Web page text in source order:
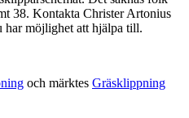
38. Kontakta Christer Artonius
har möjlighet att hjälpa till.
och märktes Gräsklippning